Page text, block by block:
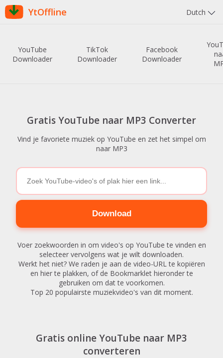
YtOffline Dutch
YouTube
Downloader
TikTok
Downloader
Facebook
Downloader
Gratis YouTube naar MP3 Converter
Vind je favoriete muziek op YouTube en zet het simpel om
naar MP3
Download
Voer zoekwoorden in om video's op YouTube te vinden en
selecteer vervolgens wat je wilt downloaden.
Werkt het niet? We raden je aan de video-URL te kopiëren
en hier te plakken, of de Bookmarklet hieronder te
gebruiken om dat te voorkomen.
Top 20 populairste muziekvideo's van dit moment.
Gratis online YouTube naar MP3
converteren